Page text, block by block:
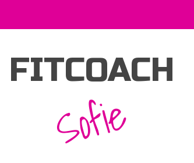
FITCOACH
Sofie